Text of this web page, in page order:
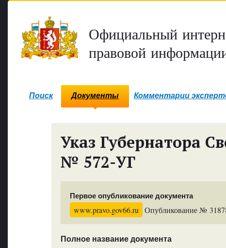
Официальный
правовой
Поиск Документы Комментарии
Указ Губернатора
№ 572-УГ
Первое опубликование документа
www.pravo.gov66.ru Опубликование №
Полное название документа